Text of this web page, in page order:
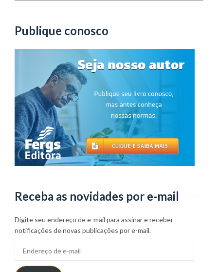
Publique conosco
Receba as novidades por e-mail
Digite seu endereço de e-mail para assinar e receber
notificações de novas publicações por e-mail.
e-